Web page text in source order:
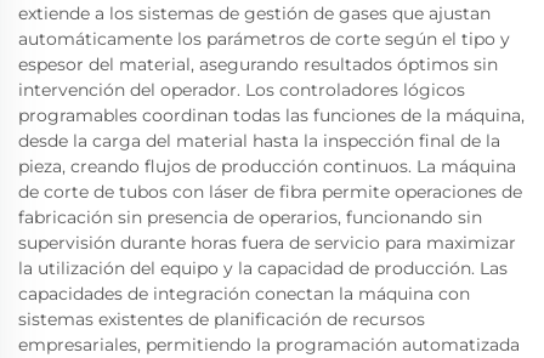
extiende a los sistemas de gestión de gases que ajustan
automáticamente los parámetros de corte según el tipo y
espesor del material, asegurando resultados óptimos sin
intervención del operador. Los controladores lógicos
programables coordinan todas las funciones de la máquina,
desde la carga del material hasta la inspección final de la
pieza, creando flujos de producción continuos. La máquina
de corte de tubos con láser de fibra permite operaciones de
fabricación sin presencia de operarios, funcionando sin
supervisión durante horas fuera de servicio para maximizar
la utilización del equipo y la capacidad de producción. Las
capacidades de integración conectan la máquina con
sistemas existentes de planificación de recursos
empresariales, permitiendo la programación automatizada